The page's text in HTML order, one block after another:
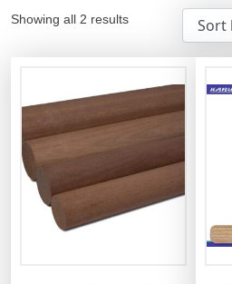
Showing all 2 results